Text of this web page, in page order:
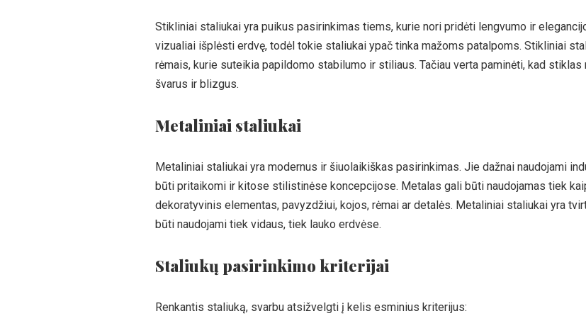
Stikliniai staliukai yra puikus pasirinkimas tiems, kurie nori pridėti lengvumo ir
vizualiai išplėsti erdvę, todėl tokie staliukai ypač tinka mažoms patalpoms. Stikliniai
rėmais, kurie suteikia papildomo stabilumo ir stiliaus. Tačiau verta paminėti, kad
švarus ir blizgus.
Metaliniai staliukai
Metaliniai staliukai yra modernus ir šiuolaikiškas pasirinkimas. Jie dažnai naudojami
būti pritaikomi ir kitose stilistinėse koncepcijose. Metalas gali būti naudojamas tiek
dekoratyvinis elementas, pavyzdžiui, kojos, rėmai ar detalės. Metaliniai staliukai yra
būti naudojami tiek vidaus, tiek lauko erdvėse.
Staliukų pasirinkimo kriterijai
Renkantis staliuką, svarbu atsižvelgti į kelis esminius kriterijus: